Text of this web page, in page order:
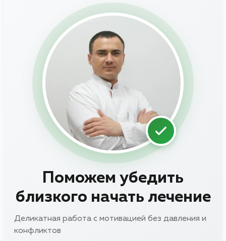
Поможем убедить
близкого начать лечение
Деликатная работа с мотивацией без давления и
конфликтов